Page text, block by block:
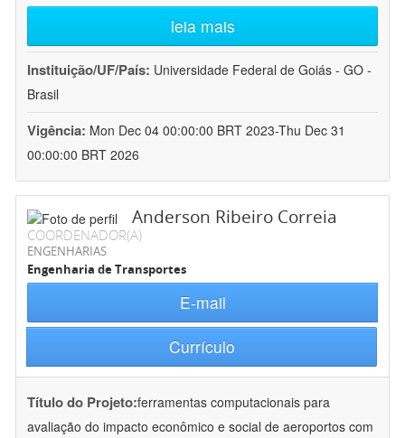
leia mais
Instituição/UF/País: Universidade Federal de Goiás - GO -
Brasil
Vigência: Mon Dec 04 00:00:00 BRT 2023-Thu Dec 31
00:00:00 BRT 2026
Anderson Ribeiro Correia
COORDENADOR(A)
ENGENHARIAS
Engenharia de Transportes
E-mail
Currículo
Título do Projeto:ferramentas computacionais para
avaliação do impacto econômico e social de aeroportos com